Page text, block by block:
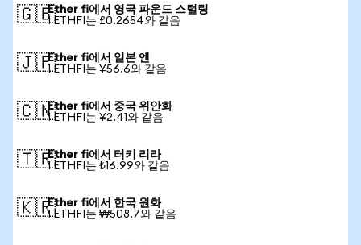
🇬🇧Ether fi에서 영국 파운드 스털링
1 ETHFI는 £0.2654와 같음
🇯🇵Ether fi에서 일본 엔
1 ETHFI는 ¥56.6와 같음
🇨🇳Ether fi에서 중국 위안화
1 ETHFI는 ¥2.41와 같음
🇹🇷Ether fi에서 터키 리라
1 ETHFI는 ₺16.99와 같음
🇰🇷Ether fi에서 한국 원화
1 ETHFI는 ₩508.7와 같음